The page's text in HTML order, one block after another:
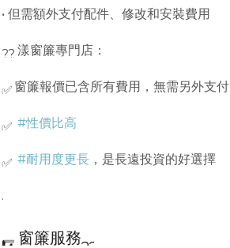
• 但需額外支付配件、修改和安裝費用
漾窗簾專門店：
窗簾報價已含所有費用，無需另外支付
#性價比高
#耐用度更長 ，是長遠投資的好選擇
.
窗簾服務